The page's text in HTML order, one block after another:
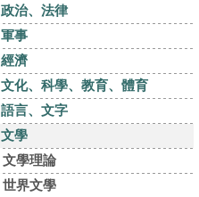
政治、法律
軍事
經濟
文化、科學、教育、體育
語言、文字
文學
文學理論
世界文學